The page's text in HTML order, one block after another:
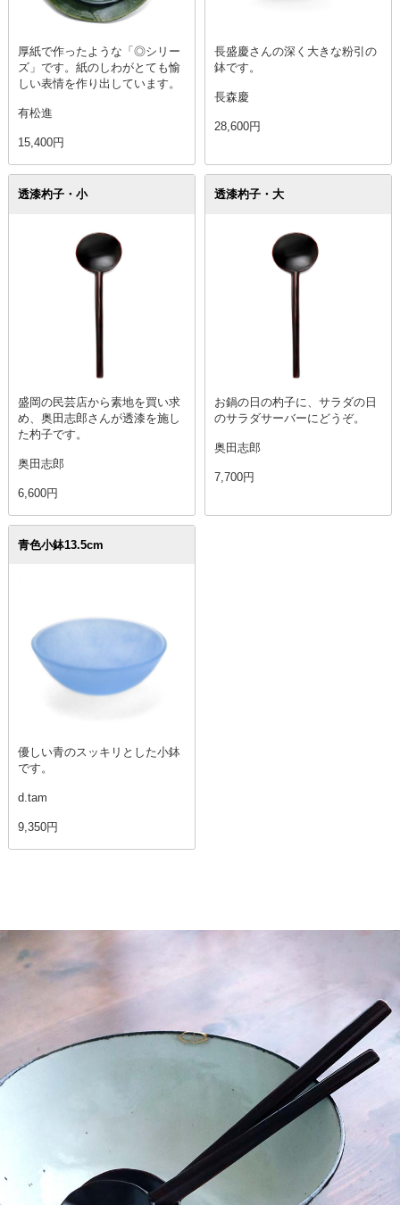
厚紙で作ったような「◎シリー
ズ」です。紙のしわがとても愉
しい表情を作り出しています。
有松進
15,400円
長盛慶さんの深く大きな粉引の
鉢です。
長森慶
28,600円
透漆杓子・小
盛岡の民芸店から素地を買い求
め、奥田志郎さんが透漆を施し
た杓子です。
奥田志郎
6,600円
透漆杓子・大
お鍋の日の杓子に、サラダの日
のサラダサーバーにどうぞ。
奥田志郎
7,700円
青色小鉢13.5cm
優しい青のスッキリとした小鉢
です。
d.tam
9,350円